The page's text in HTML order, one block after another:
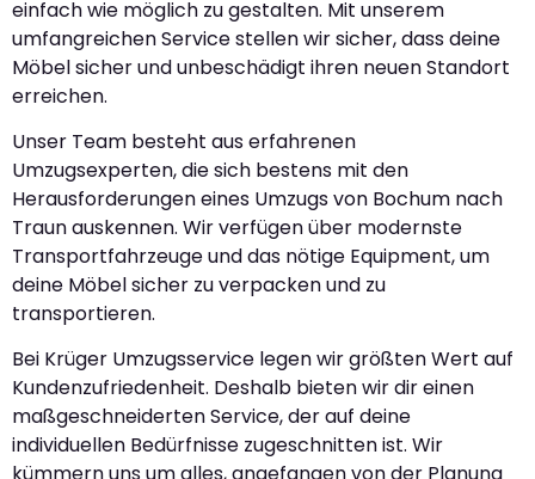
einfach wie möglich zu gestalten. Mit unserem
umfangreichen Service stellen wir sicher, dass deine
Möbel sicher und unbeschädigt ihren neuen Standort
erreichen.
Unser Team besteht aus erfahrenen
Umzugsexperten, die sich bestens mit den
Herausforderungen eines Umzugs von Bochum nach
Traun auskennen. Wir verfügen über modernste
Transportfahrzeuge und das nötige Equipment, um
deine Möbel sicher zu verpacken und zu
transportieren.
Bei Krüger Umzugsservice legen wir größten Wert auf
Kundenzufriedenheit. Deshalb bieten wir dir einen
maßgeschneiderten Service, der auf deine
individuellen Bedürfnisse zugeschnitten ist. Wir